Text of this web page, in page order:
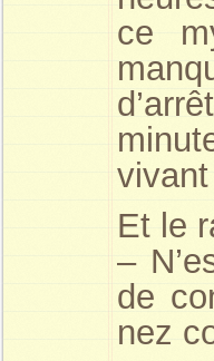
ce
vivant
Et le
–
de
nez